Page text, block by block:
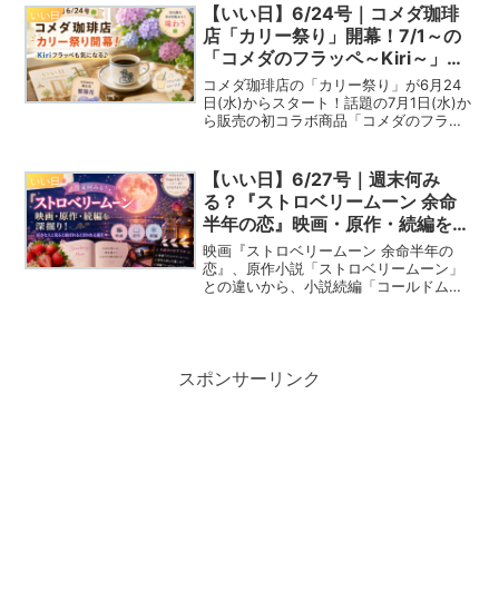
いい日
【いい日】6/24号｜コメダ珈琲
店「カリー祭り」開幕！7/1～の
「コメダのフラッペ～Kiri～」も
気になる今日の話題
コメダ珈琲店の「カリー祭り」が6月24
日(水)からスタート！話題の7月1日(水)か
ら販売の初コラボ商品「コメダのフラッ
カード「味わう」もご紹介します。
いい日
【いい日】6/27号｜週末何み
る？『ストロベリームーン 余命
半年の恋』映画・原作・続編を深
堀り！
映画『ストロベリームーン 余命半年の
恋』、原作小説「ストロベリームーン」
との違いから、小説続編「コールドムー
スポンサーリンク